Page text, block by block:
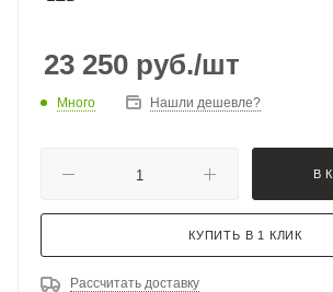
23 250 руб./шт
Много Нашли дешевле?
В
КУПИТЬ В 1 КЛИК
Рассчитать доставку